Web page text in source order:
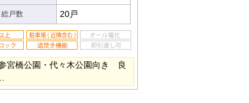
総戸数 20戸
宮橋公園・代々木公園向き 良